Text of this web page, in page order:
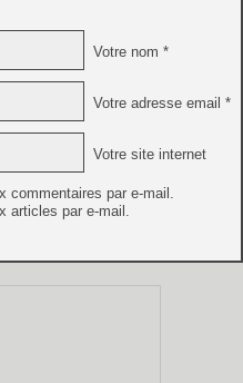
Votre nom *
Votre adresse email *
Votre site internet
commentaires par e-mail.
articles par e-mail.